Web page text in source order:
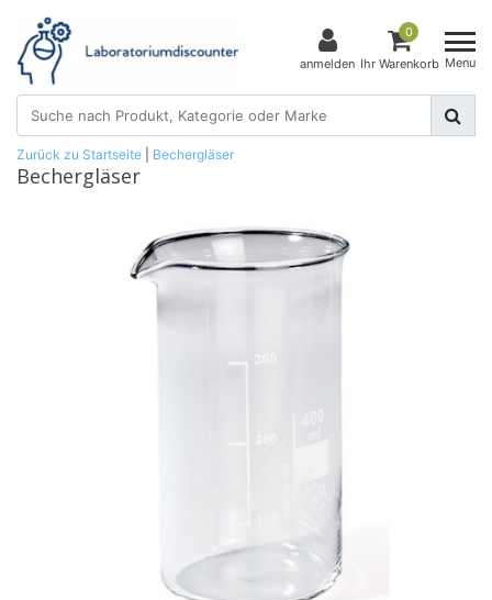
anmelden
0
Ihr Warenkorb Menu
Zurück zu Startseite Bechergläser
Bechergläser